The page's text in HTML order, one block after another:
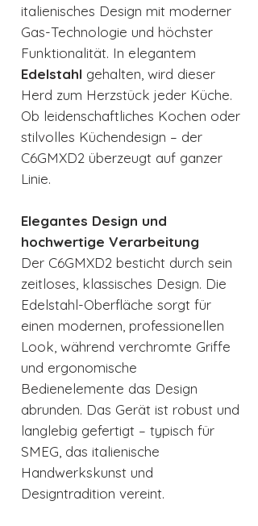
italienisches Design mit moderner
Gas-Technologie und höchster
Funktionalität. In elegantem
Edelstahl gehalten, wird dieser
Herd zum Herzstück jeder Küche.
Ob leidenschaftliches Kochen oder
stilvolles Küchendesign – der
C6GMXD2 überzeugt auf ganzer
Linie.
Elegantes Design und
hochwertige Verarbeitung
Der C6GMXD2 besticht durch sein
zeitloses, klassisches Design. Die
Edelstahl-Oberfläche sorgt für
einen modernen, professionellen
Look, während verchromte Griffe
und ergonomische
Bedienelemente das Design
abrunden. Das Gerät ist robust und
langlebig gefertigt – typisch für
SMEG, das italienische
Handwerkskunst und
Designtradition vereint.